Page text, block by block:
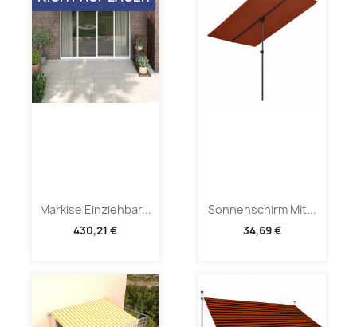
Markise Einziehbar...
430,21 €
Sonnenschirm Mit...
34,69 €